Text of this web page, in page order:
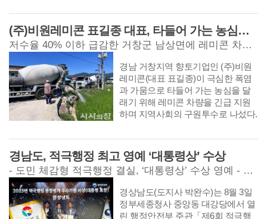
가겠다”라고 밝혔다.
깊이 감사드린다”라며, “기탁해 주신
소중한 장학금은 학생들이 꿈을 실현
하는 데 든든한 밑거름이 될 수 있도
록 뜻깊게 사용하겠다”라고 말했다.
수는 “미래 30년을 위한 중요한 과제
는 민생”이라며, “전통시장과 상가 주
충해 사람이 모이는 상권을 만들고,
관광객이 지역화폐를 편리하게 사용
해 소비가 지역 소상공인의 매출로
직결되는 구조를 신속히 정착시키겠
다”라고 말했다. 거창전통시장 문화
현)은 시장활성화와 홍보를 위해 관
광지 홍보부스 운영, 미션투어, 매월
마지막 주 금요일 ‘불금장’ 등 다양한
프로그램을 운영하고 있다. 또한, 미
콘텐츠를 통해 전통과 최신 경향이
공존하는 문화 거점 시장으로 만들어
꾸면서도 현실의 벽 앞에서 자주 흔
들리고 멈춰선다. 1990년대 일본 변
두리, 재일교포들이 모여 사는 마을
‘코레야마’. 제일교포 2세 미사토는 조
을사람들을 설득하며 살아간다. 그러
나 그의 아들 유토는 조선인이라는
이름을 부끄러워하고, 차별받는 현실
에서 벗어나기 위해 일본인이 되기를
꿈꾼다. 그런던 어느 날, 한국에서 온
있는 기회가 열렸음을 알리고, 동시
에 대지진의 위험을 경고한다. 마을
사람들은 조국이라 불리는 낮선 땅으
로 떠날지, 50년의 세월을 버텨온 일
본의 삶의 터전을 남을지 고민하기
시작한다. 마사토는 조국 귀환을 꿈
(주)비원레미콘 표길종 대표, 타들어 가는 농심에 ‘생명수’ 싣고 달렸다
저수율 40% 이하 급감한 거창군 남상면에 레미콘 차량 8대 긴급 투입… 민·관 협력으로 바짝 마른 논 2개소 적시 구제하며 지역사회 ‘귀감’
경남 거창지역 향토기업인 (주)비원
레미콘(대표 표길종)이 극심한 폭염
과 가뭄으로 타들어 가는 농심을 달
래기 위해 레미콘 차량을 긴급 지원
하며 지역사회의 구원투수로 나섰다.
개소 저수지의 평균 저수율이 40%
이하로 떨어지며 농업용수 고갈 위기
에 직면하자, (주)비원레미콘이 지원
한 레미콘 차량 8대를 전격 투입해 한
31일 밝혔다.
경남도, 적극행정 최고 영예 ‘대통령상’ 수상
- 도민 체감형 적극행정 결실, ‘대통령상’ 수상 영예 - 전국 243개 지자체 중 광역 최우수... 하동군과 ‘광역‧기초’ 동반 수상
경상남도(도지사 박완수)는 8월 3일
정부세종청사 중앙동 대강당에서 열
린 행정안전부 주관「제6회 적극행